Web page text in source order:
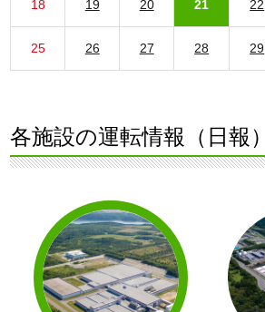
18 19 20 21 22
25 26 27 28 29
各施設の運転情報（日報）